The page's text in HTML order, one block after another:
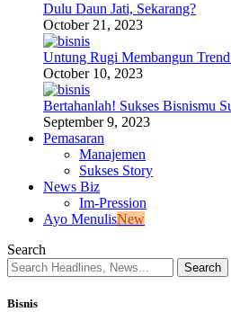
Dulu Daun Jati, Sekarang?
October 21, 2023
Untung Rugi Membangun
October 10, 2023
Bertahanlah! Sukses Bisnismu
September 9, 2023
Pemasaran
Manajemen
Sukses Story
News Biz
Im-Pression
Ayo MenulisNew
Search
Bisnis